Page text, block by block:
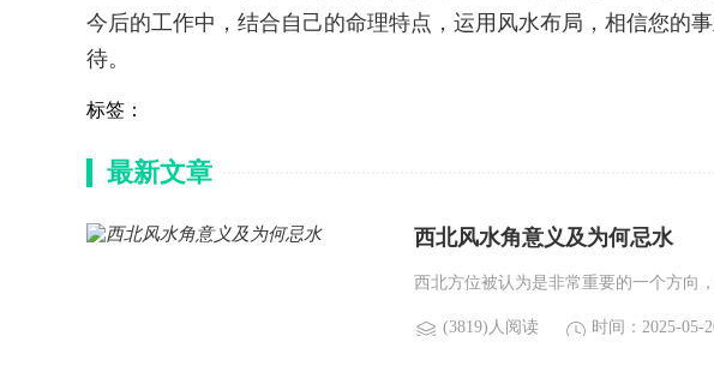
今后的工作中，结合自己的命理特点，运用风水布局，相信您的
待。
标签：
最新文章
西北风水角意义及为何忌水
西北方位被认为是非常重要的一个方向
(3819)人阅读 时间：2025-05-